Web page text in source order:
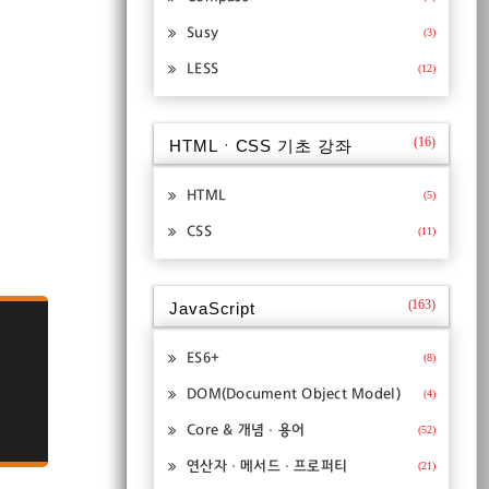
Susy (3)
LESS (12)
HTMLㆍCSS 기초 강좌 (16)
HTML (5)
CSS (11)
JavaScript (163)
ES6+ (8)
DOM(Document Object Model) (4)
Core & 개념ㆍ용어 (52)
연산자ㆍ메서드ㆍ프로퍼티 (21)